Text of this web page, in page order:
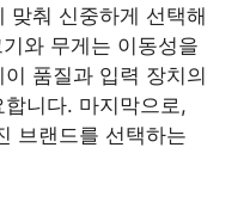
맞춰 신중하게 선택해
와 무게는 이동성을
품질과 입력 장치의
니다. 마지막으로,
브랜드를 선택하는